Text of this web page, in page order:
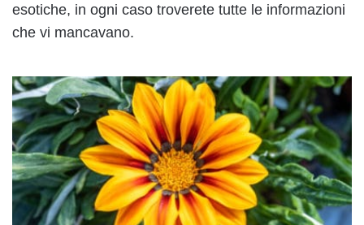
esotiche, in ogni caso troverete tutte le informazioni
che vi mancavano.